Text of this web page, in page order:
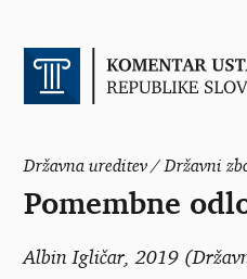
Državna ureditev / Državni
Pomembne
Albin Igličar, 2019